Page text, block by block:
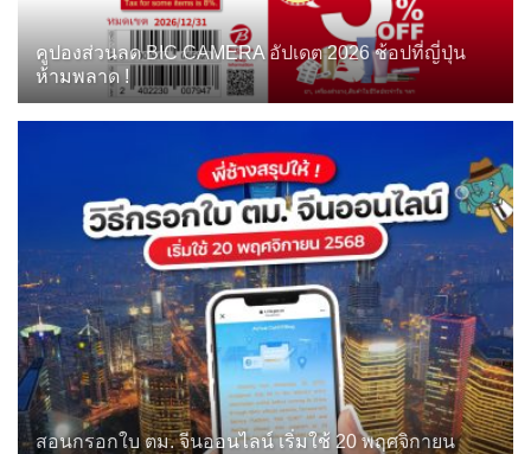
คูปองส่วนลด BIC CAMERA อัปเดต 2026 ช้อปที่ญี่ปุ่น
ห้ามพลาด !
สอนกรอกใบ ตม. จีนออนไลน์ เริ่มใช้ 20 พฤศจิกายน